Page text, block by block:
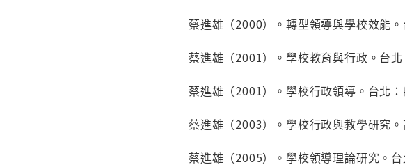
蔡進雄（2000）。轉型領導與學校效能。
蔡進雄（2001）。學校教育與行政。台北
蔡進雄（2001）。學校行政領導。台北：
蔡進雄（2003）。學校行政與教學研究。
蔡進雄（2005）。學校領導理論研究。台